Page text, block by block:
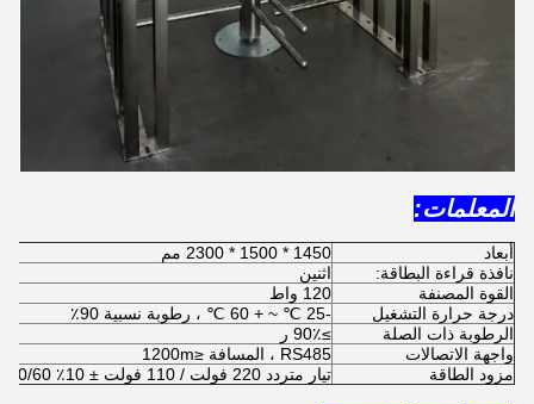
المعلمات:
أبعاد
1450 * 1500 * 2300 مم
نافذة قراءة البطاقة:
اثنين
القوة المصنفة
120 واط
درجة حرارة التشغيل
-25 ℃ ~ + 60 ℃ ، رطوبة نسبية 90٪
الرطوبة ذات الصلة
≥90٪ ر
واجهة الاتصالات
RS485 ، المسافة ≤1200m
مزود الطاقة
تيار متردد 220 فولت / 110 فولت ± 10٪ 50/60 ميجا هرتز (اختياري)